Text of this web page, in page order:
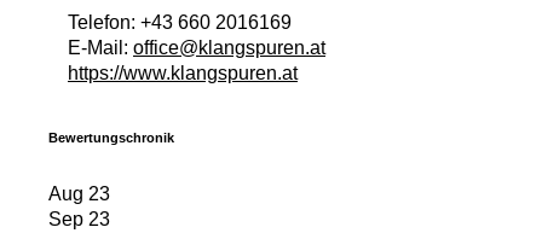
Telefon: +43 660 2016169
E-Mail: office@klangspuren.at
https://www.klangspuren.at
Bewertungschronik
Aug 23
Sep 23